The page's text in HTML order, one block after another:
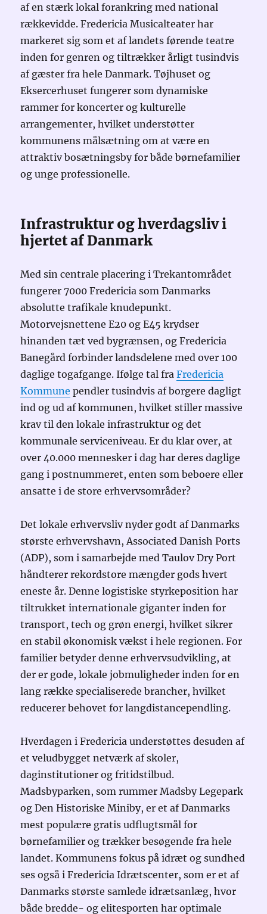
af en stærk lokal forankring med national
rækkevidde. Fredericia Musicalteater har
markeret sig som et af landets førende teatre
inden for genren og tiltrækker årligt tusindvis
af gæster fra hele Danmark. Tøjhuset og
Eksercerhuset fungerer som dynamiske
rammer for koncerter og kulturelle
arrangementer, hvilket understøtter
kommunens målsætning om at være en
attraktiv bosætningsby for både børnefamilier
og unge professionelle.
Infrastruktur og hverdagsliv i
hjertet af Danmark
Med sin centrale placering i Trekantområdet
fungerer 7000 Fredericia som Danmarks
absolutte trafikale knudepunkt.
Motorvejsnettene E20 og E45 krydser
hinanden tæt ved bygrænsen, og Fredericia
Banegård forbinder landsdelene med over 100
daglige togafgange. Ifølge tal fraFredericia
Kommune pendler tusindvis af borgere dagligt
ind og ud af kommunen, hvilket stiller massive
krav til den lokale infrastruktur og det
kommunale serviceniveau. Er du klar over, at
over 40.000 mennesker i dag har deres daglige
gang i postnummeret, enten som beboere eller
ansatte i de store erhvervsområder?
Det lokale erhvervsliv nyder godt af Danmarks
største erhvervshavn, Associated Danish Ports
(ADP), som i samarbejde med Taulov Dry Port
håndterer rekordstore mængder gods hvert
eneste år. Denne logistiske styrkeposition har
tiltrukket internationale giganter inden for
transport, tech og grøn energi, hvilket sikrer
en stabil økonomisk vækst i hele regionen. For
familier betyder denne erhvervsudvikling, at
der er gode, lokale jobmuligheder inden for en
lang række specialiserede brancher, hvilket
reducerer behovet for langdistancependling.
Hverdagen i Fredericia understøttes desuden af
et veludbygget netværk af skoler,
daginstitutioner og fritidstilbud.
Madsbyparken, som rummer Madsby Legepark
og Den Historiske Miniby, er et af Danmarks
mest populære gratis udflugtsmål for
børnefamilier og trækker besøgende fra hele
landet. Kommunens fokus på idræt og sundhed
ses også i Fredericia Idrætscenter, som er et af
Danmarks største samlede idrætsanlæg, hvor
både bredde- og elitesporten har optimale